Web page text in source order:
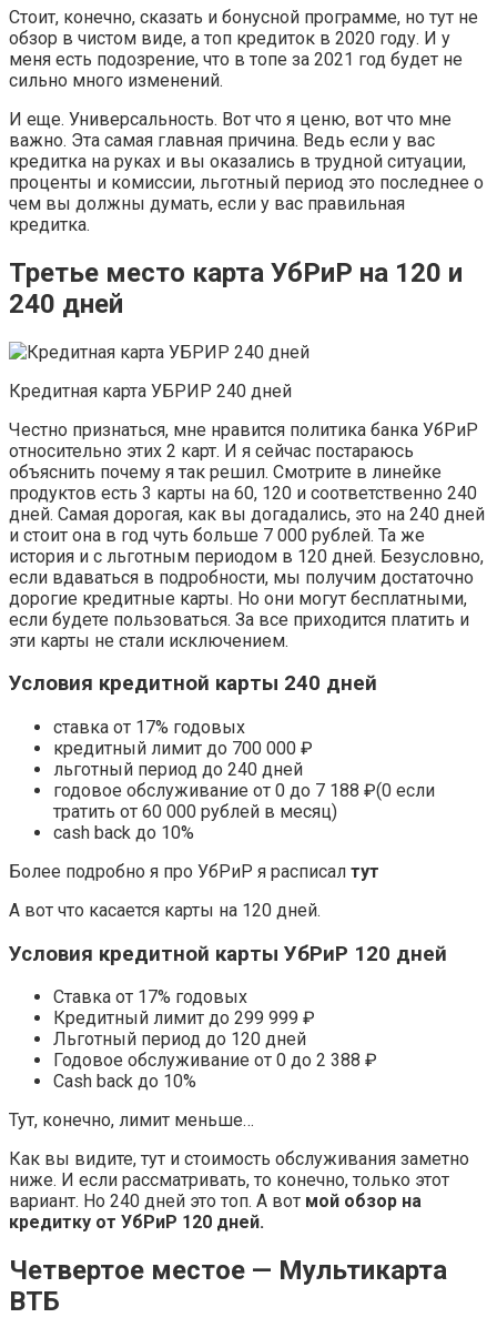
Стоит, конечно, сказать и бонусной программе, но тут не
обзор в чистом виде, а топ кредиток в 2020 году. И у
меня есть подозрение, что в топе за 2021 год будет не
сильно много изменений.
И еще. Универсальность. Вот что я ценю, вот что мне
важно. Эта самая главная причина. Ведь если у вас
кредитка на руках и вы оказались в трудной ситуации,
проценты и комиссии, льготный период это последнее о
чем вы должны думать, если у вас правильная
кредитка.
Третье место карта УбРиР на 120 и
240 дней
Кредитная карта УБРИР 240 дней
Честно признаться, мне нравится политика банка УбРиР
относительно этих 2 карт. И я сейчас постараюсь
объяснить почему я так решил. Смотрите в линейке
продуктов есть 3 карты на 60, 120 и соответственно 240
дней. Самая дорогая, как вы догадались, это на 240 дней
и стоит она в год чуть больше 7 000 рублей. Та же
история и с льготным периодом в 120 дней. Безусловно,
если вдаваться в подробности, мы получим достаточно
дорогие кредитные карты. Но они могут бесплатными,
если будете пользоваться. За все приходится платить и
эти карты не стали исключением.
Условия кредитной карты 240 дней
ставка от 17% годовых
кредитный лимит до 700 000 ₽
льготный период до 240 дней
годовое обслуживание от 0 до 7 188 ₽(0 если
тратить от 60 000 рублей в месяц)
cash back до 10%
Более подробно я про УбРиР я расписал тут
А вот что касается карты на 120 дней.
Условия кредитной карты УбРиР 120 дней
Ставка от 17% годовых
Кредитный лимит до 299 999 ₽
Льготный период до 120 дней
Годовое обслуживание от 0 до 2 388 ₽
Cash back до 10%
Тут, конечно, лимит меньше…
Как вы видите, тут и стоимость обслуживания заметно
ниже. И если рассматривать, то конечно, только этот
вариант. Но 240 дней это топ. А вот мой обзор на
кредитку от УбРиР 120 дней.
Четвертое местое — Мультикарта
ВТБ